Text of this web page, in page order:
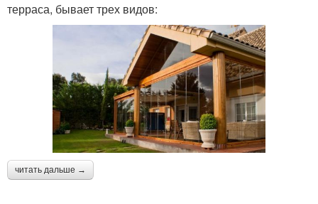
терраса, бывает трех видов:
читать дальше →